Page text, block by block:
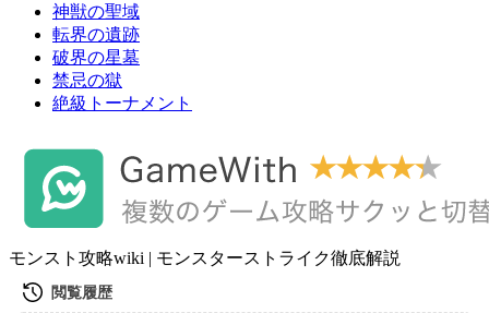
神獣の聖域
転界の遺跡
破界の星墓
禁忌の獄
絶級トーナメント
モンスト攻略wiki | モンスターストライク徹底解説